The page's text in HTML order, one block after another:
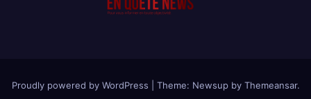
Proudly powered by WordPress Theme: Newsup by Themeansar.